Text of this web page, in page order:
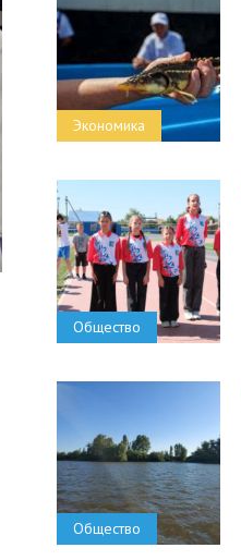
Экономика
Общество
Общество